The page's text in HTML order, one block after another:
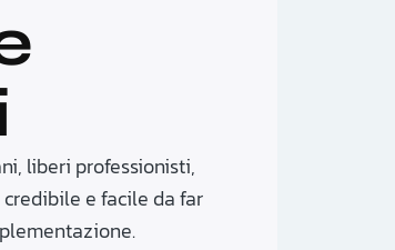
liberi professionisti,
e facile da far